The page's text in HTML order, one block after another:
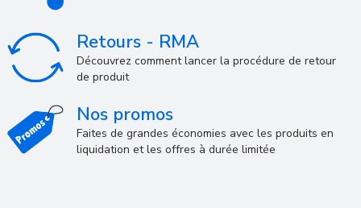
Retours - RMA
Découvrez comment lancer la procédure de retour
de produit
Nos promos
Faites de grandes économies avec les produits en
liquidation et les offres à durée limitée